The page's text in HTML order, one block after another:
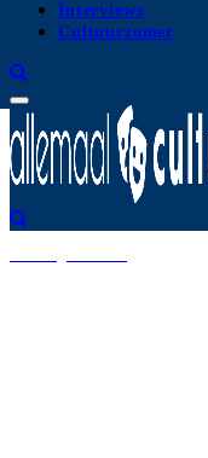
Interviews
Cultuurzomer